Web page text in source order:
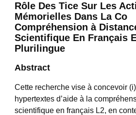
Rôle Des Tice Sur Les
Mémorielles Dans La Co
Compréhension à
Scientifique En Français
Plurilingue
Abstract
Cette recherche vise à concevoir
hypertextes d’aide à la
scientifique en français L2, en